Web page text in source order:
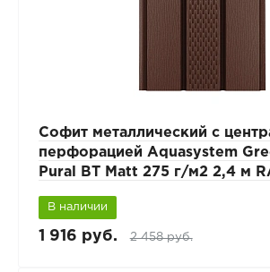
Софит металлический с
перфорацией Aquasystem
Pural BT Matt 275 г/м2 2,4 м
В наличии
1 916 руб. 2 458 руб.